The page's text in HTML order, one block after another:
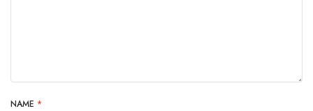
NAME *